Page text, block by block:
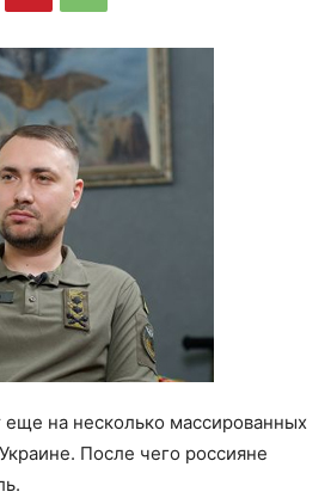
еще на несколько массированных
После чего россияне